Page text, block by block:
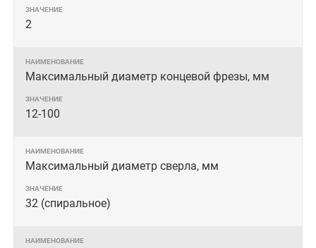
2
Максимальный диаметр концевой фрезы, мм
12-100
Максимальный диаметр сверла, мм
32 (спиральное)